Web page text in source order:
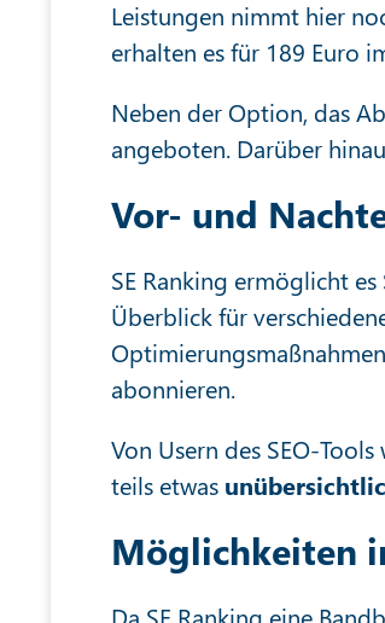
Leistungen nimmt hier
erhalten es für 189 Euro
Neben der Option, das
angeboten. Darüber
Vor- und
SE Ranking ermöglicht es
Überblick für
abonnieren.
Von Usern des SEO-
teils etwas
Möglichkeiten
Da SE Ranking eine